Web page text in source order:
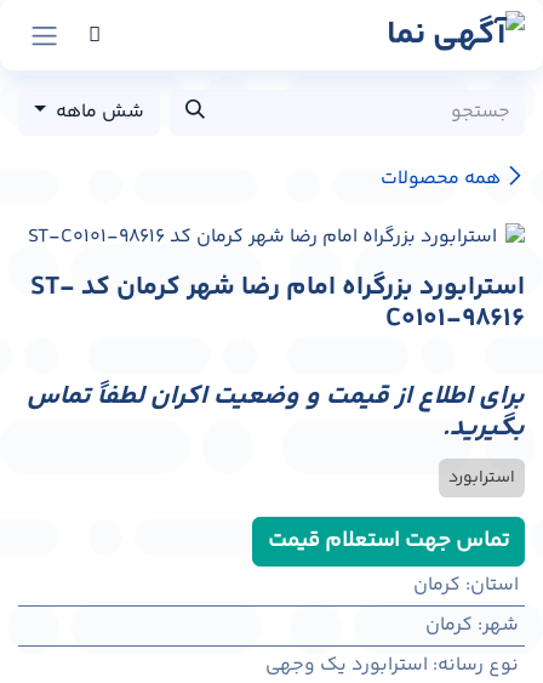
پرش به محتوا
همه محصولات
شش ماهه
استرابورد بزرگراه امام رضا شهر کرمان کد ST-
C0101-98616
برای اطلاع از قیمت و وضعیت اکران لطفاً تماس
بگیرید.
استرابورد
تماس جهت استعلام قیمت
استان: کرمان
شهر: كرمان
نوع رسانه: استرابورد یک وجهی